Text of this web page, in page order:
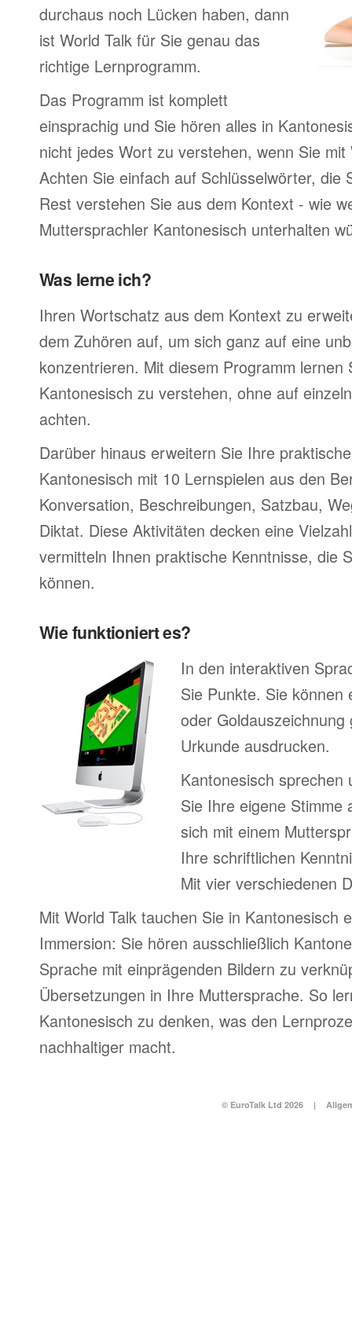
durchaus noch Lücken haben, dann
ist World Talk für Sie genau das
richtige Lernprogramm.
Das Programm ist komplett
einsprachig und Sie hören alles in
nicht jedes Wort zu verstehen, wenn Sie mit
Achten Sie einfach auf Schlüsselwörter, die
Rest verstehen Sie aus dem Kontext - wie
Muttersprachler Kantonesisch unterhalten
Was lerne ich?
Ihren Wortschatz aus dem Kontext zu
dem Zuhören auf, um sich ganz auf eine
konzentrieren. Mit diesem Programm lernen
Kantonesisch zu verstehen, ohne auf
achten.
Darüber hinaus erweitern Sie Ihre
Kantonesisch mit 10 Lernspielen aus den
Konversation, Beschreibungen, Satzbau,
Diktat. Diese Aktivitäten decken eine
vermitteln Ihnen praktische Kenntnisse, die
können.
Wie funktioniert es?
In den interaktiven
Sie Punkte. Sie können
oder
Urkunde ausdrucken.
Kantonesisch sprechen
Sie Ihre eigene Stimme
sich mit einem
Ihre schriftlichen
Mit vier verschiedenen
Mit World Talk tauchen Sie in Kantonesisch
Immersion: Sie hören ausschließlich
Sprache mit einprägenden Bildern zu
Übersetzungen in Ihre Muttersprache. So
Kantonesisch zu denken, was den
nachhaltiger macht.
© EuroTalk Ltd 2026 |